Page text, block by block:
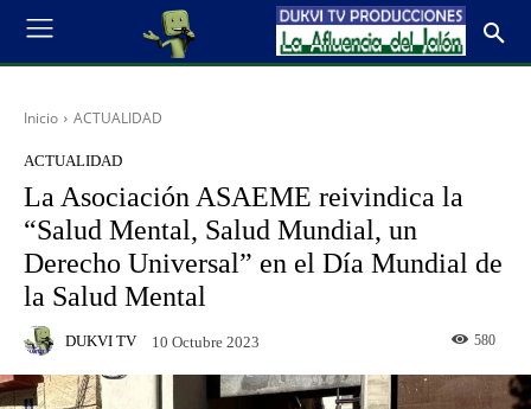
Inicio ACTUALIDAD
ACTUALIDAD
La Asociación ASAEME reivindica la
“Salud Mental, Salud Mundial, un
Derecho Universal” en el Día Mundial de
la Salud Mental
DUKVI TV 10 Octubre 2023 580